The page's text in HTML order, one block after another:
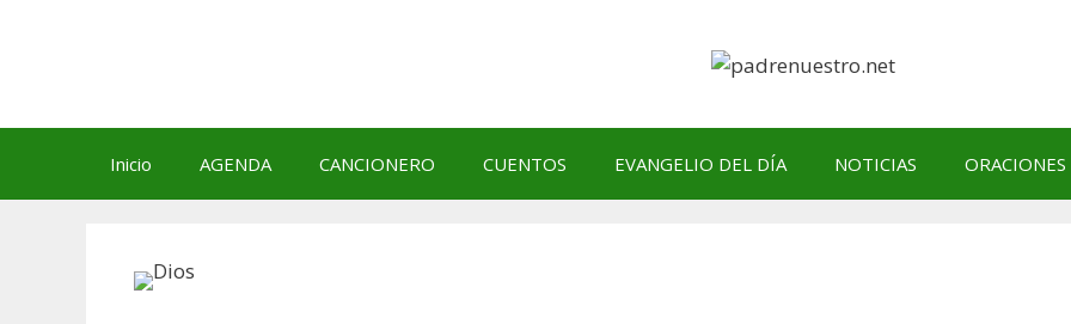
Inicio AGENDA CANCIONERO CUENTOS EVANGELIO DEL DÍA NOTICIAS ORACIONES